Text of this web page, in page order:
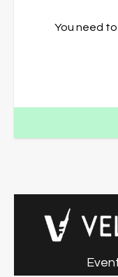
You need